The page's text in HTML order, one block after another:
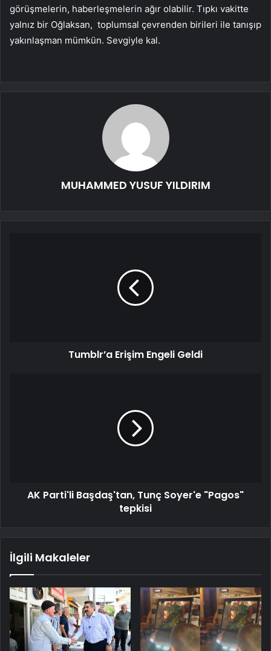
görüşmelerin, haberleşmelerin ağır olabilir. Tıpkı vakitte
yalnız bir Oğlaksan, toplumsal çevrenden birileri ile tanışıp
yakınlaşman mümkün. Sevgiyle kal.
MUHAMMED YUSUF YILDIRIM
Tumblr’a Erişim Engeli Geldi
AK Parti'li Başdaş'tan, Tunç Soyer'e "Pagos"
tepkisi
İlgili Makaleler